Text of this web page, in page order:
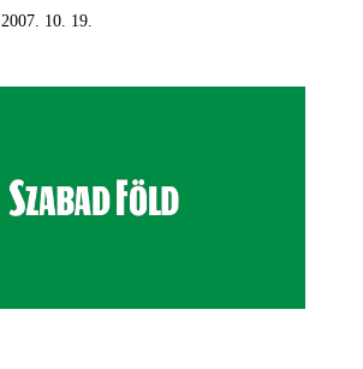
2007. 10. 19.